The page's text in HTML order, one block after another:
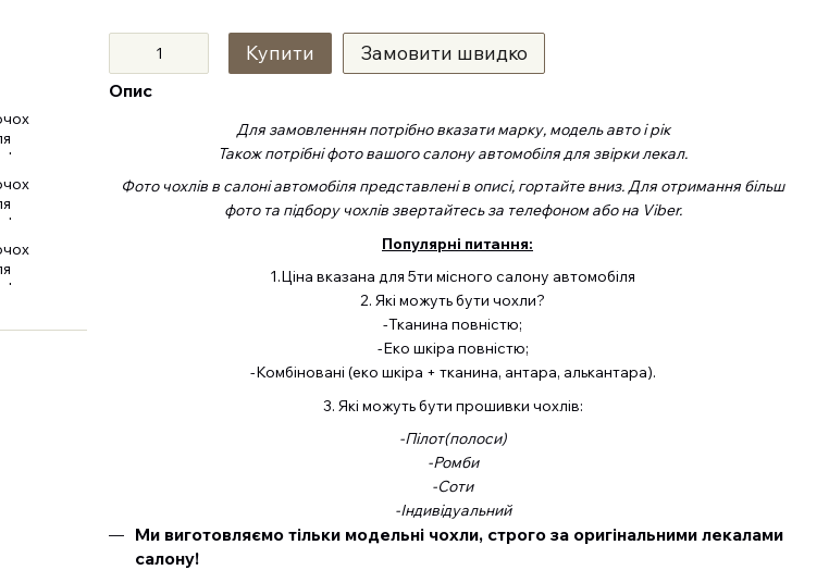
Купити Замовити швидко
Опис
Для замовленнян потрібно вказати марку, модель авто і рік
Також потрібні фото вашого салону автомобіля для звірки лекал.
Фото чохлів в салоні автомобіля представлені в описі, гортайте вниз. Для отримання більш
фото та підбору чохлів звертайтесь за телефоном або на Viber.
Популярні питання:
1.Ціна вказана для 5ти місного салону автомобіля
2. Які можуть бути чохли?
-Тканина повністю;
-Еко шкіра повністю;
-Комбіновані (еко шкіра + тканина, антара, алькантара).
3. Які можуть бути прошивки чохлів:
-Пілот(полоси)
-Ромби
-Соти
-Індивідуальний
Ми виготовляємо тільки модельні чохли, строго за оригінальними лекалами
салону!